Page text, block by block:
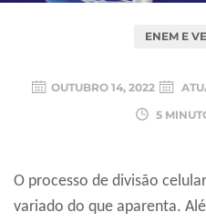
ENEM E
OUTUBRO 14, 2022
5
O processo de divisão
variado do que aparenta.